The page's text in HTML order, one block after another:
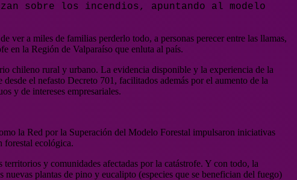
sobre los incendios, apuntando al modelo
ver a miles de familias perderlo todo, a personas perecer entre las llamas,
en la Región de Valparaíso que enluta al país.
chileno rural y urbano. La evidencia disponible y la experiencia de la
el nefasto Decreto 701, facilitados además por el aumento de la
y de intereses empresariales.
la Red por la Superación del Modelo Forestal impulsaron iniciativas
forestal ecológica.
y comunidades afectadas por la catástrofe. Y con todo, la
plantas de pino y eucalipto (especies que se benefician del fuego)